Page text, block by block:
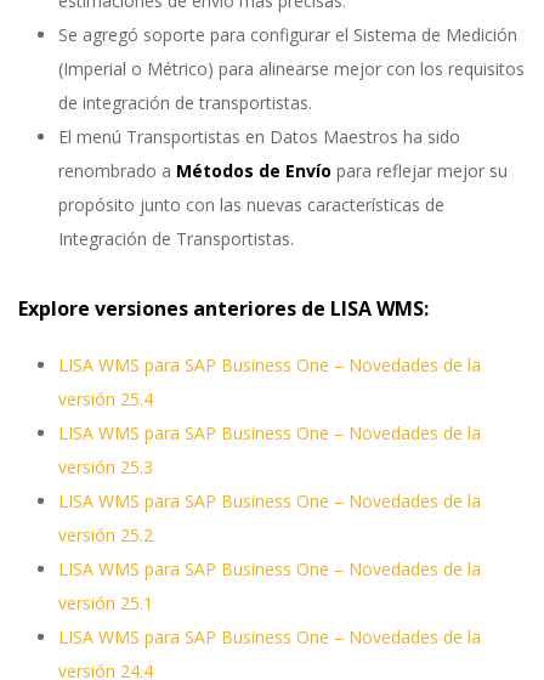
Se agregó soporte para configurar el Sistema de Medición
(Imperial o Métrico) para alinearse mejor con los requisitos
de integración de transportistas.
El menú Transportistas en Datos Maestros ha sido
renombrado a Métodos de Envío para reflejar mejor su
propósito junto con las nuevas características de
Integración de Transportistas.
Explore versiones anteriores de LISA WMS:
LISA WMS para SAP Business One – Novedades de la
versión 25.4
LISA WMS para SAP Business One – Novedades de la
versión 25.3
LISA WMS para SAP Business One – Novedades de la
versión 25.2
LISA WMS para SAP Business One – Novedades de la
versión 25.1
LISA WMS para SAP Business One – Novedades de la
versión 24.4